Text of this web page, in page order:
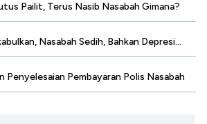
Pailit, Terus Nasib Nasabah Gimana?
Nasabah Sedih, Bahkan Depresi...
Penyelesaian Pembayaran Polis Nasabah